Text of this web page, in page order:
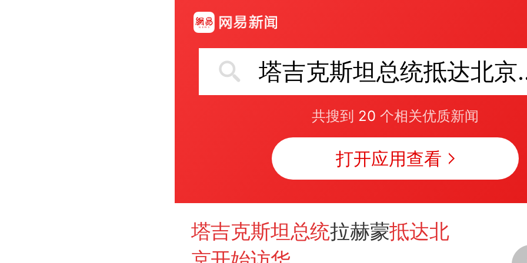
塔吉克
共搜到 20 个相关优质新闻
打开应用查看
塔吉克斯坦总统拉赫蒙抵达北